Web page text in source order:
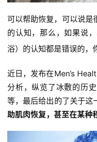
可以帮助恢复，可以说是
的认知，那么，如果说
浴）的认知都是错误的，
近日，发布在Men’s
分析，纵览了冰敷的历
等，最后给出的了关于
助肌肉恢复，甚至在某种